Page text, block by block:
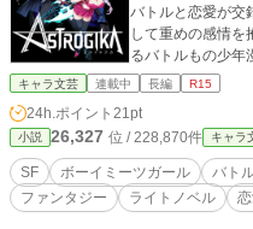
バトルと恋愛が交錯する長編
して重めの感情を
るバトルもの少年
多く、男性向けで
キャラ文芸 連載中 長編 R15
24h.ポイント 21pt
小説 26,327 位 / 228,870件 キャラ
SF ボーイミーツガール バト
ファンタジー
ライトノベル